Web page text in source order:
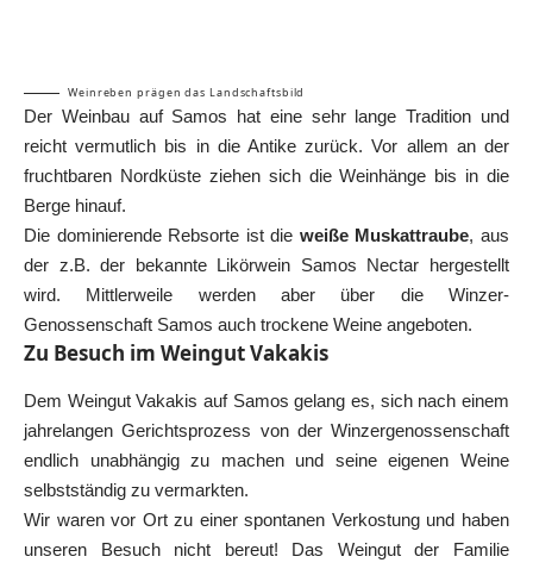
Weinreben prägen das Landschaftsbild
Der Weinbau auf Samos hat eine sehr lange Tradition und
reicht vermutlich bis in die Antike zurück. Vor allem an der
fruchtbaren Nordküste ziehen sich die Weinhänge bis in die
Berge hinauf.
Die dominierende Rebsorte ist die weiße Muskattraube, aus
der z.B. der bekannte Likörwein Samos Nectar hergestellt
wird. Mittlerweile werden aber über die Winzer-
Genossenschaft Samos auch trockene Weine angeboten.
Zu Besuch im Weingut Vakakis
Dem Weingut Vakakis auf Samos gelang es, sich nach einem
jahrelangen Gerichtsprozess von der Winzergenossenschaft
endlich unabhängig zu machen und seine eigenen Weine
selbstständig zu vermarkten.
Wir waren vor Ort zu einer spontanen Verkostung und haben
unseren Besuch nicht bereut! Das Weingut der Familie